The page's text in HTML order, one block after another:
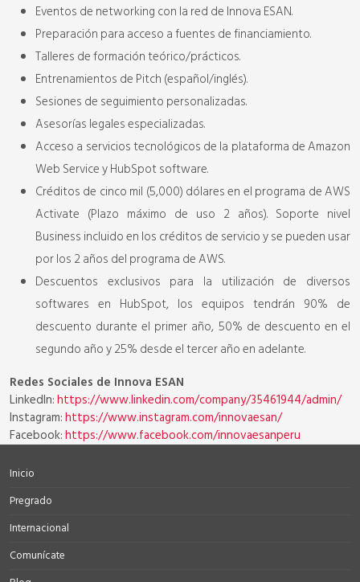
Eventos de networking con la red de Innova ESAN.
Preparación para acceso a fuentes de financiamiento.
Talleres de formación teórico/prácticos.
Entrenamientos de Pitch (español/inglés).
Sesiones de seguimiento personalizadas.
Asesorías legales especializadas.
Acceso a servicios tecnológicos de la plataforma de Amazon
Web Service y HubSpot software.
Créditos de cinco mil (5,000) dólares en el programa de AWS
Activate (Plazo máximo de uso 2 años). Soporte nivel
Business incluido en los créditos de servicio y se pueden usar
por los 2 años del programa de AWS.
Descuentos exclusivos para la utilización de diversos
softwares en HubSpot, los equipos tendrán 90% de
descuento durante el primer año, 50% de descuento en el
segundo año y 25% desde el tercer año en adelante.
Redes Sociales de Innova ESAN
LinkedIn:https://www.linkedin.com/company/35461944/admin/
Instagram:https://www.instagram.com/innovaesan/
Facebook:https://www.facebook.com/innovaesanperu
Inicio
Pregrado
Internacional
Comunícate